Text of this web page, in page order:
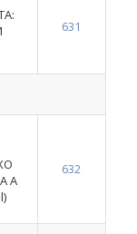
631
A
632